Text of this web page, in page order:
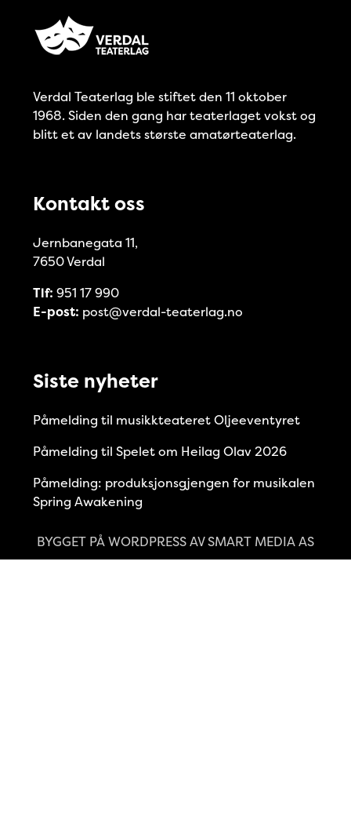
Verdal Teaterlag ble stiftet den 11 oktober
1968. Siden den gang har teaterlaget vokst og
blitt et av landets største amatørteaterlag.
Kontakt oss
Jernbanegata 11,
7650 Verdal
Tlf: 951 17 990
E-post: post@verdal-teaterlag.no
Siste nyheter
Påmelding til musikkteateret Oljeeventyret
Påmelding til Spelet om Heilag Olav 2026
Påmelding: produksjonsgjengen for musikalen
Spring Awakening
BYGGET PÅWORDPRESSAVSMART MEDIA AS